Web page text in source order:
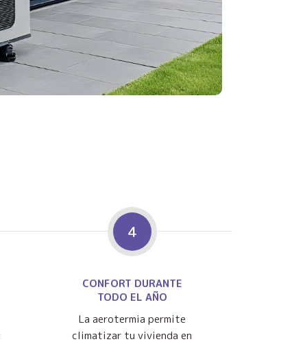
4
CONFORT DURANTE
TODO EL AÑO
La aerotermia permite
climatizar tu vivienda en